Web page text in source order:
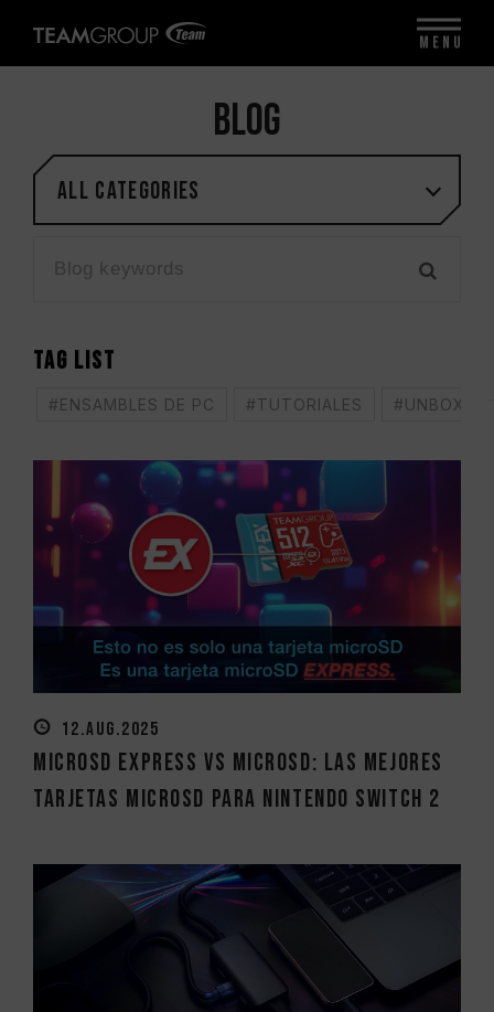
BLOG
All categories
12.AUG.2025
MicroSD Express vs MicroSD: las mejores
tarjetas MicroSD para Nintendo Switch 2
TAG LIST
#ENSAMBLES DE PC #TUTORIALES
MENU